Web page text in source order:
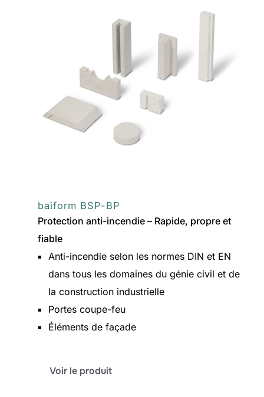
baiform BSP-BP
Protection anti-incendie – Rapide, propre et
fiable
Anti-incendie selon les normes DIN et EN
dans tous les domaines du génie civil et de
la construction industrielle
Portes coupe-feu
Éléments de façade
Voir le produit: